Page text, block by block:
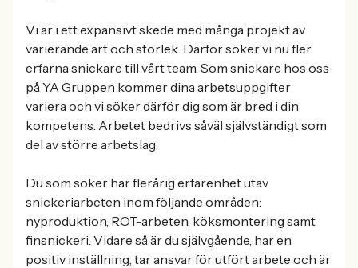
Vi är i ett expansivt skede med många projekt av
varierande art och storlek. Därför söker vi nu fler
erfarna snickare till vårt team. Som snickare hos oss
på YA Gruppen kommer dina arbetsuppgifter
variera och vi söker därför dig som är bred i din
kompetens. Arbetet bedrivs såväl självständigt som
del av större arbetslag.
Du som söker har flerårig erfarenhet utav
snickeriarbeten inom följande områden:
nyproduktion, ROT-arbeten, köksmontering samt
finsnickeri. Vidare så är du självgående, har en
positiv inställning, tar ansvar för utfört arbete och är